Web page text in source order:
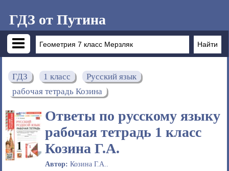
ГДЗ от Путина
ГДЗ 1 класс
Русский язык
рабочая тетрадь Козина
Ответы по русскому языку
рабочая тетрадь 1 класс
Козина Г.А.
Автор: Козина Г.А..